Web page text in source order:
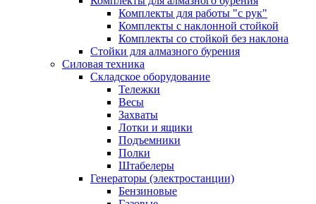
Комплекты для работы "с рук"
Комплекты с наклонной стойкой
Комплекты со стойкой без наклона
Стойки для алмазного бурения
Силовая техника
Складское оборудование
Тележки
Весы
Захваты
Лотки и ящики
Подъемники
Полки
Штабелеры
Генераторы (электростанции)
Бензиновые